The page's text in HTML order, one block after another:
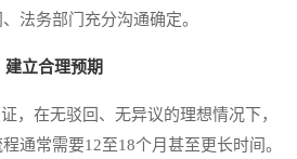
法务部门充分沟通确定。
立合理预期
在无驳回、无异议的理想情况下，
通常需要12至18个月甚至更长时间。